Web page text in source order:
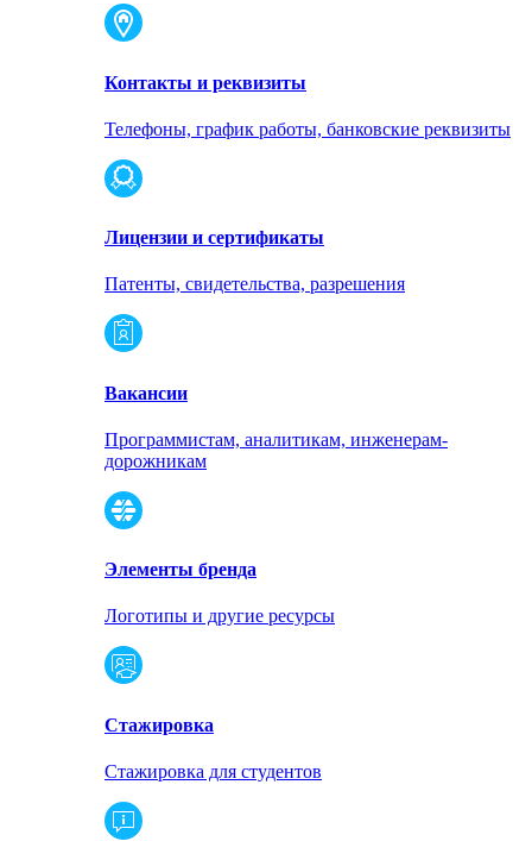
Контакты и реквизиты
Телефоны, график работы, банковские реквизиты
Лицензии и сертификаты
Патенты, свидетельства, разрешения
Вакансии
Программистам, аналитикам, инженерам-
дорожникам
Элементы бренда
Логотипы и другие ресурсы
Стажировка
Стажировка для студентов